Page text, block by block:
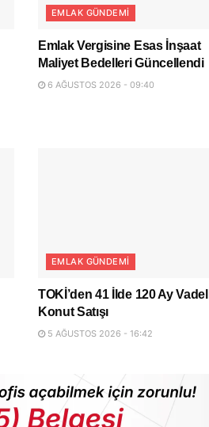
EMLAK GÜNDEMI
Emlak Vergisine Esas İnşaat
Maliyet Bedelleri Güncellendi
6 AĞUSTOS 2026 - 09:40
EMLAK GÜNDEMI
TOKİ’den 41 İlde 120 Ay
Konut Satışı
5 AĞUSTOS 2026 - 16:42